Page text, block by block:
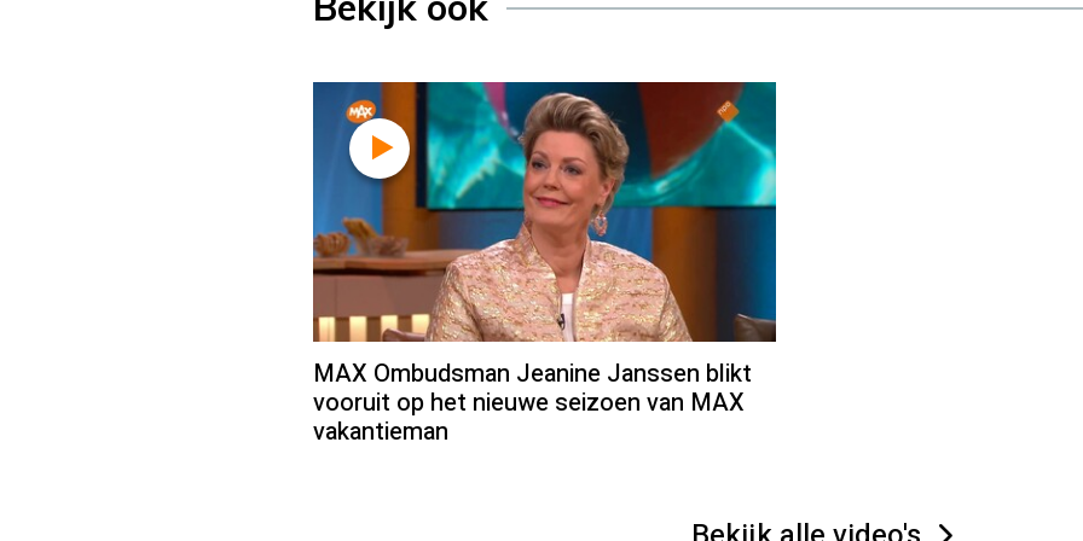
MAX Ombudsman Jeanine Janssen blikt
vooruit op het nieuwe seizoen van MAX
vakantieman